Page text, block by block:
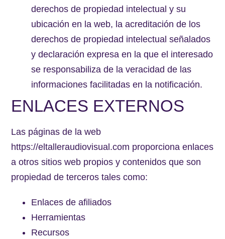
derechos de propiedad intelectual y su
ubicación en la web, la acreditación de los
derechos de propiedad intelectual señalados
y declaración expresa en la que el interesado
se responsabiliza de la veracidad de las
informaciones facilitadas en la notificación.
ENLACES EXTERNOS
Las páginas de la web
https://eltalleraudiovisual.com proporciona enlaces
a otros sitios web propios y contenidos que son
propiedad de terceros tales como:
Enlaces de afiliados
Herramientas
Recursos